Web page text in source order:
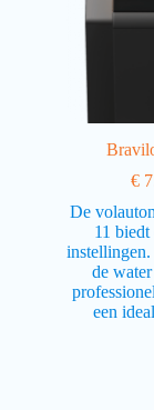
€
De
11
de
een